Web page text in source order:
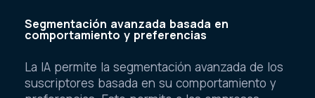
Segmentación avanzada basada en
comportamiento y preferencias
La IA permite la segmentación avanzada de los
suscriptores basada en su comportamiento y